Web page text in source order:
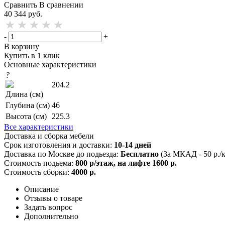
Сравнить В сравнении
40 344 руб.
-
+
В корзину
Купить в 1 клик
Основные характеристики
?
Длина (см)
204.2
Глубина (см) 46
Высота (см)
225.3
Все характеристики
Доставка и сборка мебели
Срок изготовления и доставки: 10-14 дней
Доставка по Москве до подьезда: Бесплатно (За МКАД - 50 р./
Стоимость подьема: 800 р/этаж, на лифте 1600 р.
Стоимость сборки: 4000 р.
Описание
Отзывы о товаре
Задать вопрос
Дополнительно